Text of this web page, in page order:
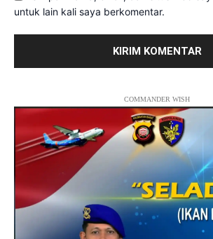
untuk lain kali saya berkomentar.
COMMANDER WISH